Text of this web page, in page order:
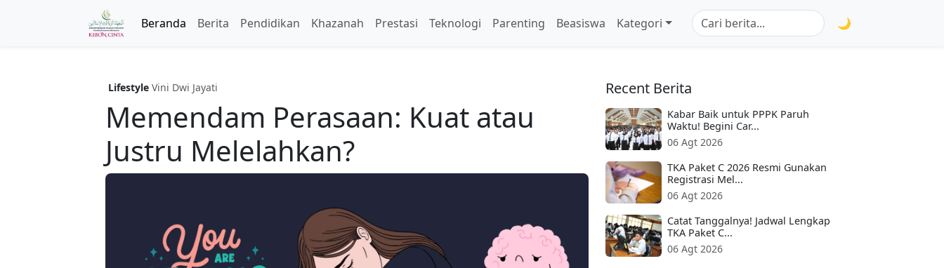
Beranda Berita Pendidikan Khazanah Prestasi Teknologi Parenting Beasiswa Kategori 🌙
Lifestyle Vini Dwi Jayati
Memendam Perasaan: Kuat atau
Justru Melelahkan?
Recent Berita
Kabar Baik untuk PPPK Paruh
Waktu! Begini Car...
06 Agt 2026
TKA Paket C 2026 Resmi Gunakan
Registrasi Mel...
06 Agt 2026
Catat Tanggalnya! Jadwal Lengkap
TKA Paket C...
06 Agt 2026